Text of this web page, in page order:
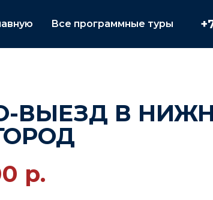
Все программные туры
ВЫЕЗД В
р.